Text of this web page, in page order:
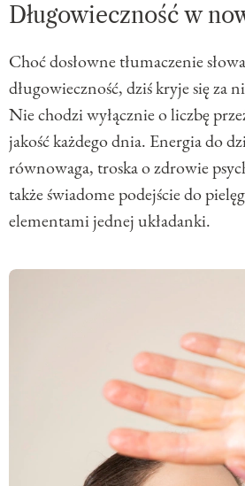
Długowieczność w
Choć dosłowne tłumaczenie słowa
długowieczność, dziś kryje się za
Nie chodzi wyłącznie o liczbę
jakość każdego dnia. Energia do
równowaga, troska o zdrowie
także świadome podejście do
elementami jednej układanki.